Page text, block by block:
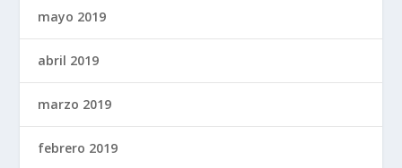
mayo 2019
abril 2019
marzo 2019
febrero 2019